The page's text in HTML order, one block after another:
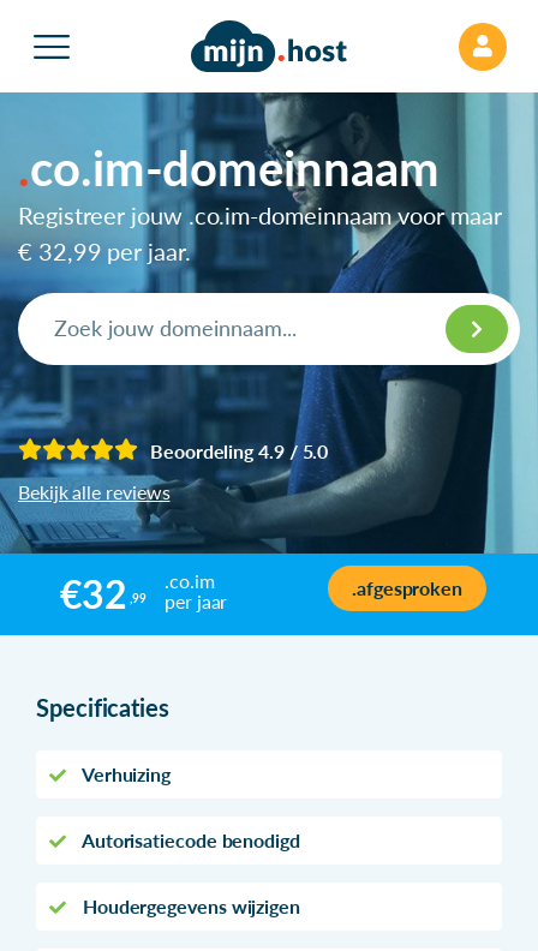
co.im-domeinnaam
Registreer jouw .co.im-domeinnaam voor maar
€ 32,99 per jaar.
Beoordeling 4.9 / 5.0
Bekijk alle reviews
€32 ,99
.co.im
per jaar
.afgesproken
Specificaties
Verhuizing
Autorisatiecode benodigd
Houdergegevens wijzigen